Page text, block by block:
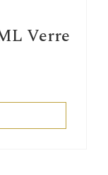
Verre